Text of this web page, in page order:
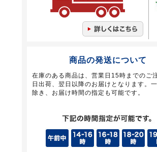
商品の発送について
在庫のある商品は、営業日15時までのご
日出荷、翌日以降のお届けとなります。
除き、お届け時間の指定も可能です。